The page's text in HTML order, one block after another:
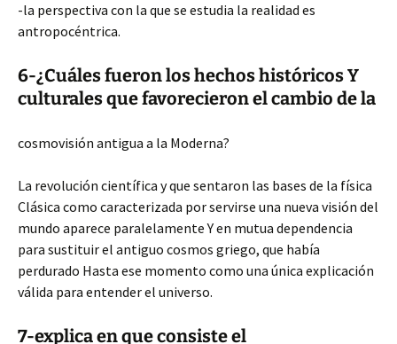
-la perspectiva con la que se estudia la realidad es
antropocéntrica.
6-¿Cuáles fueron los hechos históricos Y
culturales que favorecieron el cambio de la
cosmovisión antigua a la Moderna?
La revolución científica y que sentaron las bases de la física
Clásica como caracterizada por servirse una nueva visión del
mundo aparece paralelamente Y en mutua dependencia
para sustituir el antiguo cosmos griego, que había
perdurado Hasta ese momento como una única explicación
válida para entender el universo.
7-explica en que consiste el